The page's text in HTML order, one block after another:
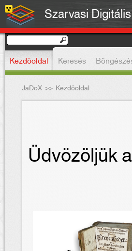
Szarvasi
Kezdőoldal Keresés
JaDoX >> Kezdőoldal
Üdvözöljük